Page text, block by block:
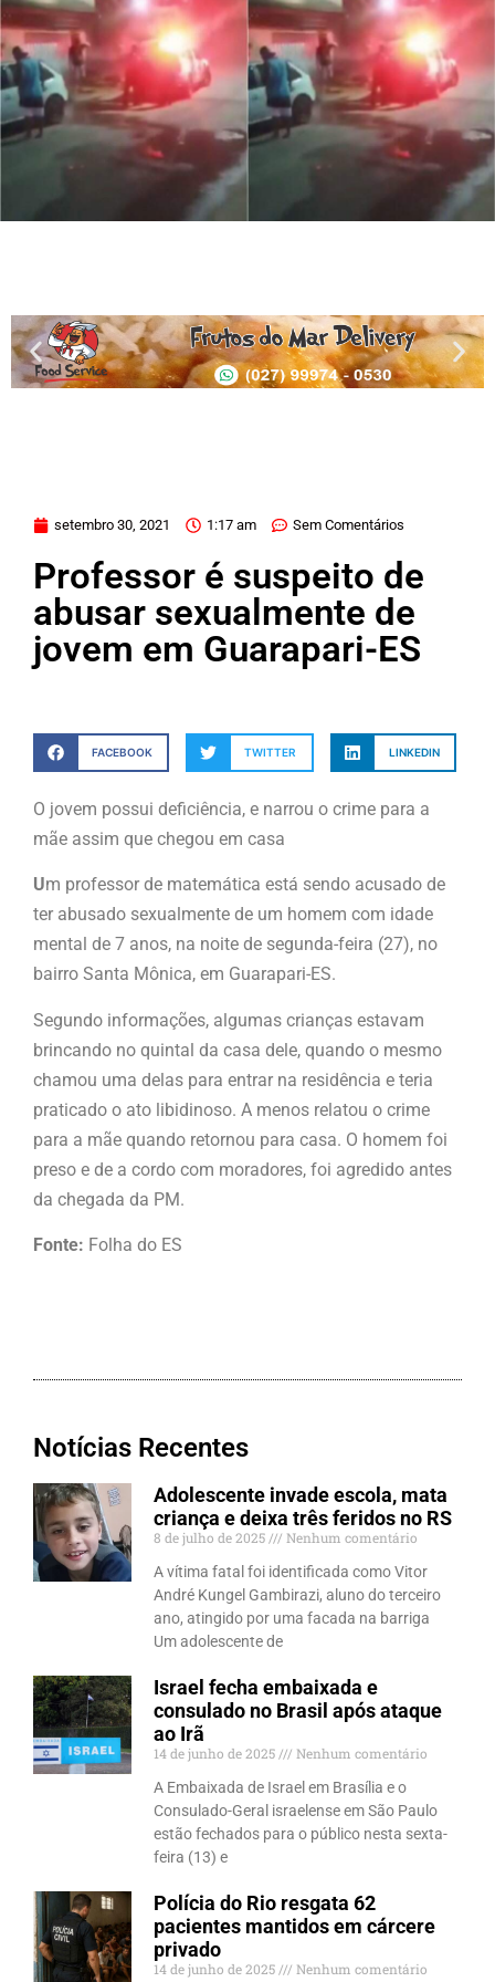
setembro 30, 2021 1:17 am Sem Comentários
Professor é suspeito de
abusar sexualmente de
jovem em Guarapari-ES
FACEBOOK TWITTER LINKEDIN
O jovem possui deficiência, e narrou o crime para a
mãe assim que chegou em casa
Um professor de matemática está sendo acusado de
ter abusado sexualmente de um homem com idade
mental de 7 anos, na noite de segunda-feira (27), no
bairro Santa Mônica, em Guarapari-ES.
Segundo informações, algumas crianças estavam
brincando no quintal da casa dele, quando o mesmo
chamou uma delas para entrar na residência e teria
praticado o ato libidinoso. A menos relatou o crime
para a mãe quando retornou para casa. O homem foi
preso e de a cordo com moradores, foi agredido antes
da chegada da PM.
Fonte: Folha do ES
Notícias Recentes
Adolescente invade escola, mata
criança e deixa três feridos no RS
8 de julho de 2025
Nenhum comentário
A vítima fatal foi identificada como Vitor
André Kungel Gambirazi, aluno do terceiro
ano, atingido por uma facada na barriga
Um adolescente de
Israel fecha embaixada e
consulado no Brasil após ataque
ao Irã
14 de junho de 2025
Nenhum comentário
A Embaixada de Israel em Brasília e o
Consulado-Geral israelense em São Paulo
estão fechados para o público nesta sexta-
feira (13) e
Polícia do Rio resgata 62
pacientes mantidos em cárcere
privado
14 de junho de 2025 Nenhum comentário